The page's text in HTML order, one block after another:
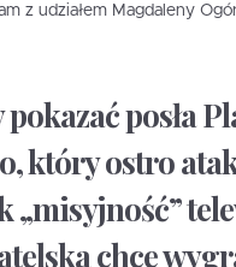
z udziałem Magdaleny
posła
który ostro
chce